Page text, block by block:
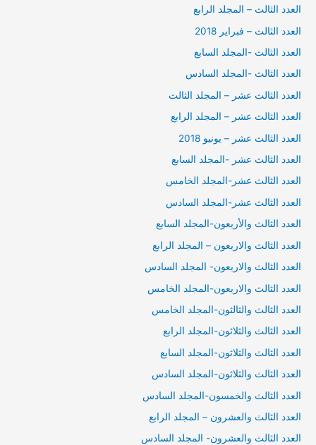
العدد الثالث – المجلد الرابع
العدد الثالث – فبراير 2018
العدد الثالث -المجلد السابع
العدد الثالث -المجلد السادس
العدد الثالث عشر – المجلد الثالث
العدد الثالث عشر – المجلد الرابع
العدد الثالث عشر – يونيو 2018
العدد الثالث عشر -المجلد السابع
العدد الثالث عشر-المجلد الخامس
العدد الثالث عشر-المجلد السادس
العدد الثالث والأربعون-المجلد السابع
العدد الثالث والاربعون – المجلد الرابع
العدد الثالث والاربعون- المجلد السادس
العدد الثالث والاربعون-المجلد الخامس
العدد الثالث والثالثون-المجلد الخامس
العدد الثالث والثلاثون-المجلد الرابع
العدد الثالث والثلاثون-المجلد السابع
العدد الثالث والثلاثون-المجلد السادس
العدد الثالث والخمسون-المجلد السادس
العدد الثالث والعشرون – المجلد الرابع
العدد الثالث والعشرون- المجلد السادس